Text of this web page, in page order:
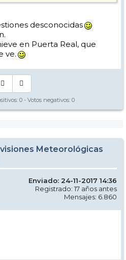
desconocidas
en Puerta Real, que
ve.
0 - Votos negativos: 0
Meteorológicas
Enviado: 24-11-2017 14:36
Registrado: 17 años antes
Mensajes: 6.860